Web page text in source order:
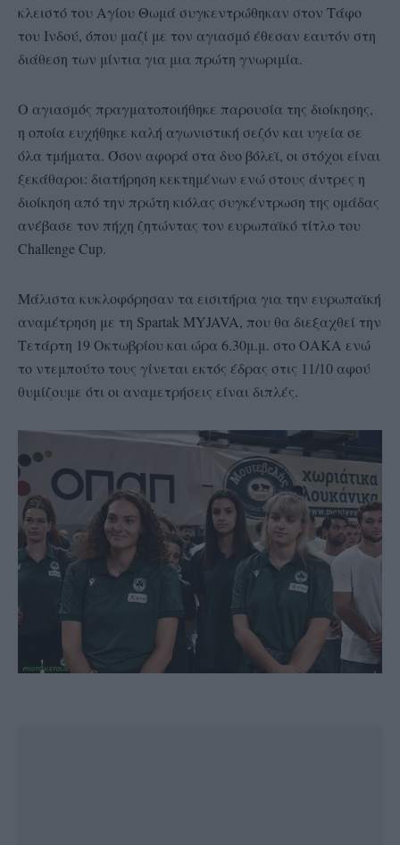
κλειστό του Αγίου Θωμά συγκεντρώθηκαν στον Τάφο
του Ινδού, όπου μαζί με τον αγιασμό έθεσαν εαυτόν στη
διάθεση των μίντια για μια πρώτη γνωριμία.
Ο αγιασμός πραγματοποιήθηκε παρουσία της διοίκησης,
η οποία ευχήθηκε καλή αγωνιστική σεζόν και υγεία σε
όλα τμήματα. Όσον αφορά στα δυο βόλεϊ, οι στόχοι είναι
ξεκάθαροι: διατήρηση κεκτημένων ενώ στους άντρες η
διοίκηση από την πρώτη κιόλας συγκέντρωση της ομάδας
ανέβασε τον πήχη ζητώντας τον ευρωπαϊκό τίτλο του
Challenge Cup.
Μάλιστα κυκλοφόρησαν τα εισιτήρια για την ευρωπαϊκή
αναμέτρηση με τη Spartak MYJAVA, που θα διεξαχθεί την
Τετάρτη 19 Οκτωβρίου και ώρα 6.30μ.μ. στο ΟΑΚΑ ενώ
το ντεμπούτο τους γίνεται εκτός έδρας στις 11/10 αφού
θυμίζουμε ότι οι αναμετρήσεις είναι διπλές.